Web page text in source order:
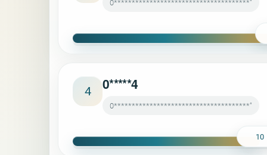
0**************************************"
4 0*****4
0**************************************"
10